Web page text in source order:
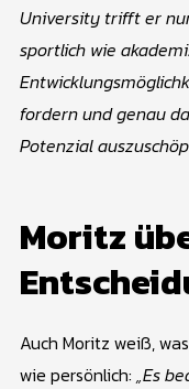
University trifft er
sportlich wie
fordern und genau
Potenzial
Moritz
Auch Moritz weiß,
wie persönlich: „Es